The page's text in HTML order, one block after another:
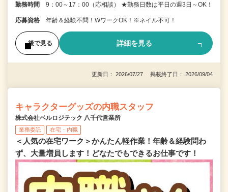
勤務時間 9：00～17：00（応相談） ★勤務日数は平日の週3日～OK！
応募資格 年齢＆経験不問！WワークOK！※ネイル不可！
後で見る 詳細を見る
更新日： 2026/07/27 掲載終了日： 2026/09/04
キャラクターグッズの内職スタッフ
株式会社ベルロジテック 八千代営業所
業務委託 在宅・内職
＜人気の在宅ワーク＞かんたん軽作業！年齢＆経験問わ
ず、大量増員します！どなたでもできるお仕事です！